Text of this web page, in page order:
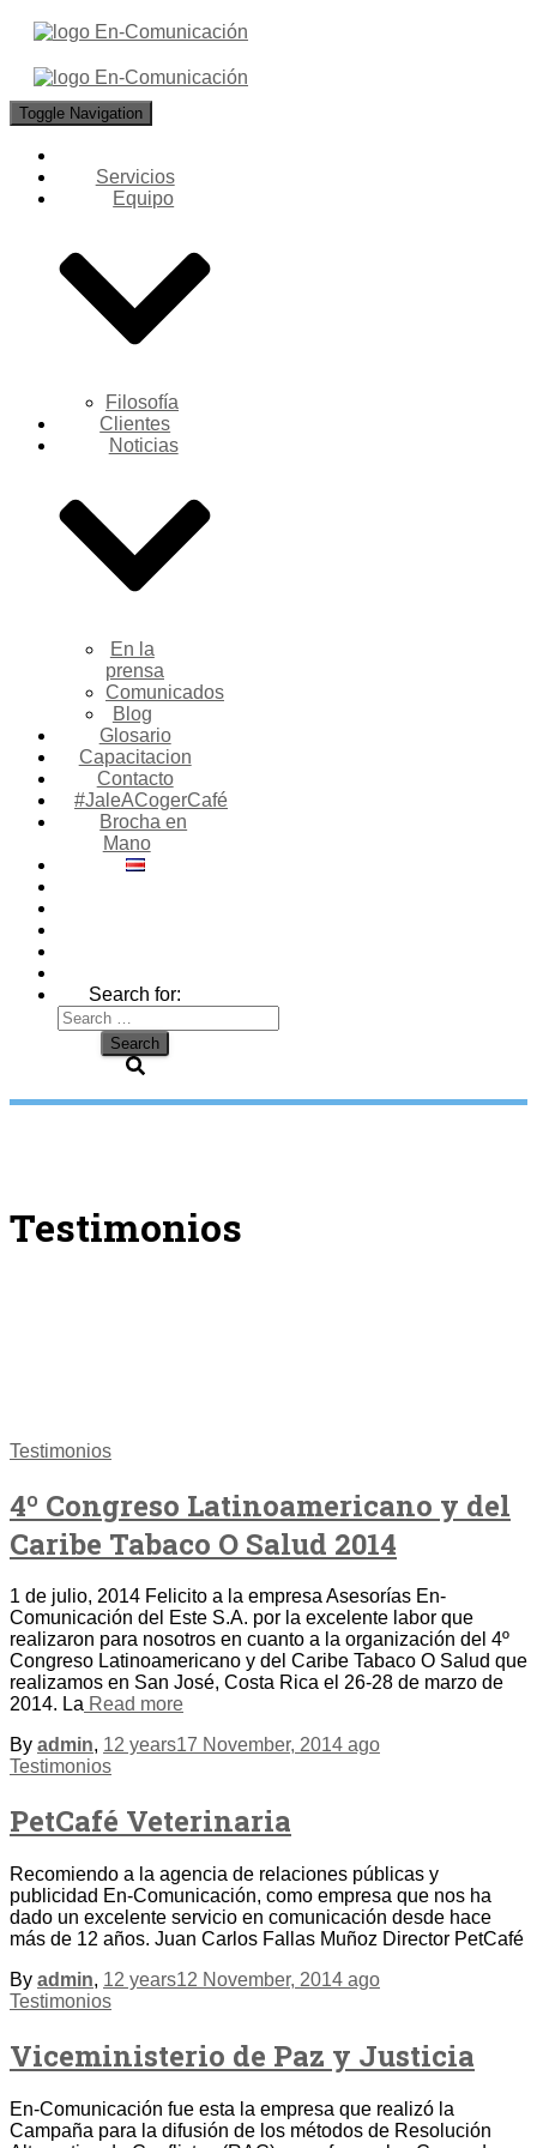
Toggle Navigation
Servicios
Equipo
Filosofía
Clientes
Noticias
En la
prensa
Comunicados
Blog
Glosario
Capacitacion
Contacto
#JaleACogerCafé
Brocha en
Mano
Search for:
Testimonios
Testimonios
4º Congreso Latinoamericano y del
Caribe Tabaco O Salud 2014
1 de julio, 2014 Felicito a la empresa Asesorías En-
Comunicación del Este S.A. por la excelente labor que
realizaron para nosotros en cuanto a la organización del 4º
Congreso Latinoamericano y del Caribe Tabaco O Salud que
realizamos en San José, Costa Rica el 26-28 de marzo de
2014. La Read more
By admin, 12 years17 November, 2014 ago
Testimonios
PetCafé Veterinaria
Recomiendo a la agencia de relaciones públicas y
publicidad En-Comunicación, como empresa que nos ha
dado un excelente servicio en comunicación desde hace
más de 12 años. Juan Carlos Fallas Muñoz Director PetCafé
By admin, 12 years12 November, 2014 ago
Testimonios
Viceministerio de Paz y Justicia
En-Comunicación fue esta la empresa que realizó la
Campaña para la difusión de los métodos de Resolución